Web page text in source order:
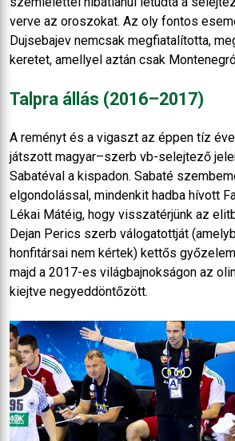
verve az oroszokat. Az oly fontos
Dujsebajev nemcsak megfiatalította,
keretet, amellyel aztán csak
Talpra állás (2016–2017)
A reményt és a vigaszt az éppen tíz
játszott magyar–szerb vb-selejtező
Sabatéval a kispadon. Sabaté
elgondolással, mindenkit hadba hívott
Lékai Mátéig, hogy visszatérjünk az
Dejan Perics szerb válogatottját
honfitársai nem kértek) kettős
majd a 2017-es világbajnokságon az
kiejtve negyeddöntőzött.